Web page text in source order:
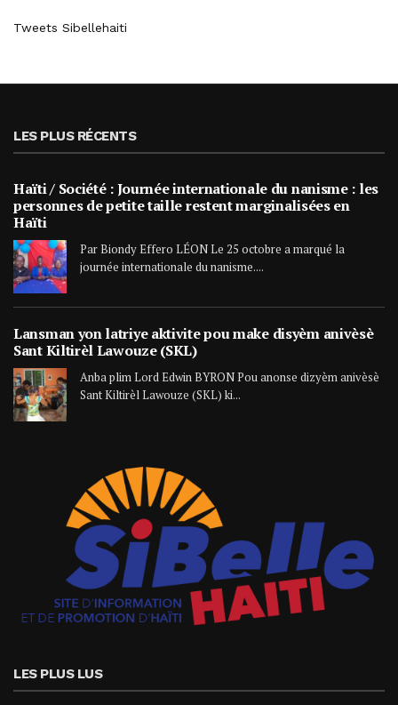
Tweets Sibellehaiti
LES PLUS RÉCENTS
Haïti / Société : Journée internationale du nanisme : les
personnes de petite taille restent marginalisées en
Haïti
Par Biondy Effero LÉON Le 25 octobre a marqué la
journée internationale du nanisme....
Lansman yon latriye aktivite pou make disyèm anivèsè
Sant Kiltirèl Lawouze (SKL)
Anba plim Lord Edwin BYRON Pou anonse dizyèm anivèsè
Sant Kiltirèl Lawouze (SKL) ki...
LES PLUS LUS